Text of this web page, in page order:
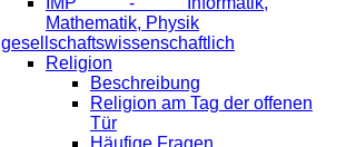
Mathematik, Physik
gesellschaftswissenschaftlich
Religion
Beschreibung
Religion am Tag der offenen
Tür
Häufige Fragen